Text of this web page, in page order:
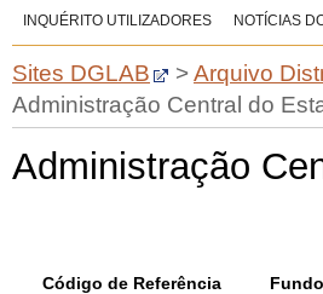
INQUÉRITO UTILIZADORES NOTÍCIAS
Sites DGLAB >Arquivo
Administração Central do
Administração
Código de Referência Fundo